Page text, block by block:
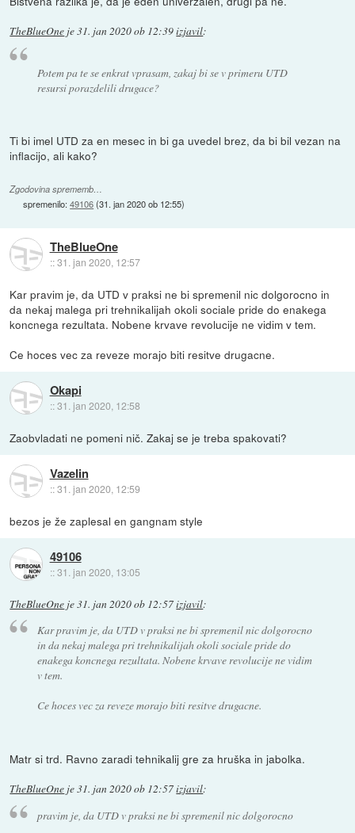
TheBlueOne je31. jan 2020 ob 12:39izjavil:
Potem pa te se enkrat vprasam, zakaj bi se v primeru UTD
resursi porazdelili drugace?
Ti bi imel UTD za en mesec in bi ga uvedel brez, da bi bil vezan na
inflacijo, ali kako?
Zgodovina sprememb…
spremenilo:49106(31. jan 2020 ob 12:55)
TheBlueOne
::31. jan 2020, 12:57
Kar pravim je, da UTD v praksi ne bi spremenil nic dolgorocno in
da nekaj malega pri trehnikalijah okoli sociale pride do enakega
koncnega rezultata. Nobene krvave revolucije ne vidim v tem.
Ce hoces vec za reveze morajo biti resitve drugacne.
Okapi
::31. jan 2020, 12:58
Zaobvladati ne pomeni nič. Zakaj se je treba spakovati?
Vazelin
::31. jan 2020, 12:59
bezos je že zaplesal en gangnam style
49106
::31. jan 2020, 13:05
TheBlueOne je31. jan 2020 ob 12:57izjavil:
Kar pravim je, da UTD v praksi ne bi spremenil nic dolgorocno
in da nekaj malega pri trehnikalijah okoli sociale pride do
enakega koncnega rezultata. Nobene krvave revolucije ne vidim
v tem.
Ce hoces vec za reveze morajo biti resitve drugacne.
Matr si trd. Ravno zaradi tehnikalij gre za hruška in jabolka.
TheBlueOne je31. jan 2020 ob 12:57izjavil:
pravim je, da UTD v praksi ne bi spremenil nic dolgorocno